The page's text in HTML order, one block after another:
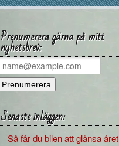
Prenumerera gärna på mitt
nyhetsbrev:
Senaste inläggen:
Så får du bilen att glänsa året